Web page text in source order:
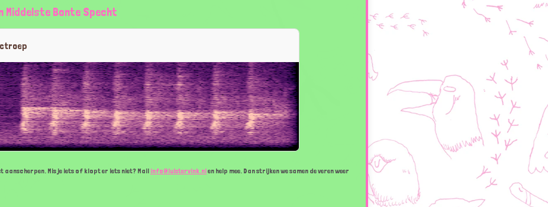
Middelste Bonte Specht
aanscherpen. Mis je iets of klopt er iets niet? Mail info@luistervink.nlen help mee. Dan strijken we samen de veren weer